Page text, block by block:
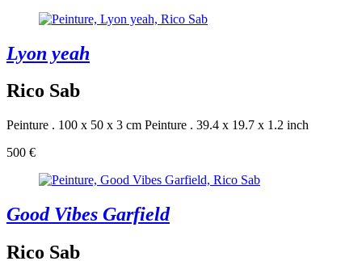
Lyon yeah
Rico Sab
Peinture . 100 x 50 x 3 cm Peinture . 39.4 x 19.7 x 1.2 inch
500 €
Good Vibes Garfield
Rico Sab